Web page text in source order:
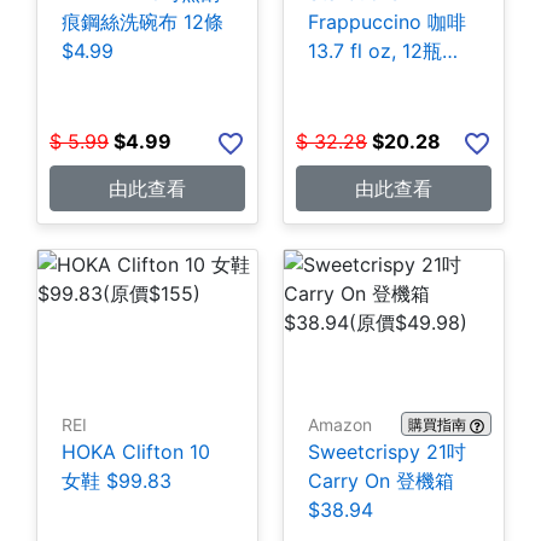
痕鋼絲洗碗布 12條
$4.99
$ 5.99 $4.99
由此查看
Frappuccino 咖啡
13.7 fl oz, 12瓶
$ 32.28 $20.28
由此查看
REI
HOKA Clifton 10
女鞋 $99.83
Amazon 購買指南
Sweetcrispy 21吋
Carry On 登機箱
$38.94